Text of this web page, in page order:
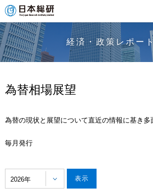
経済・政策レポー
為替相場展望
為替の現状と展望について直近の情報に基き多
毎月発行
2026年